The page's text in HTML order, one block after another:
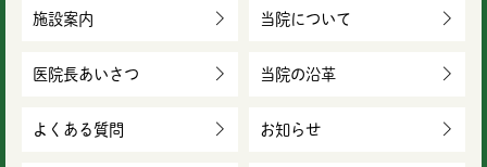
施設案内 当院について
医院長あいさつ 当院の沿革
よくある質問 お知らせ